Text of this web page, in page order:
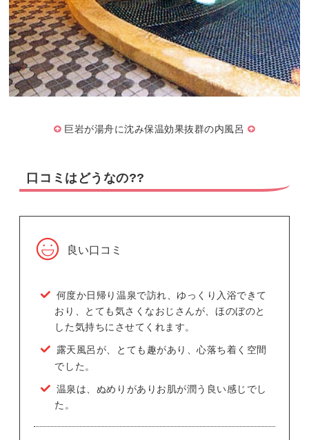
巨岩が湯舟に沈み保温効果抜群の内風呂
口コミはどうなの??
良い口コミ
何度か日帰り温泉で訪れ、ゆっくり入浴できて
おり、とても気さくなおじさんが、ほのぼのと
した気持ちにさせてくれます。
露天風呂が、とても趣があり、心落ち着く空間
でした。
温泉は、ぬめりがありお肌が潤う良い感じでし
た。